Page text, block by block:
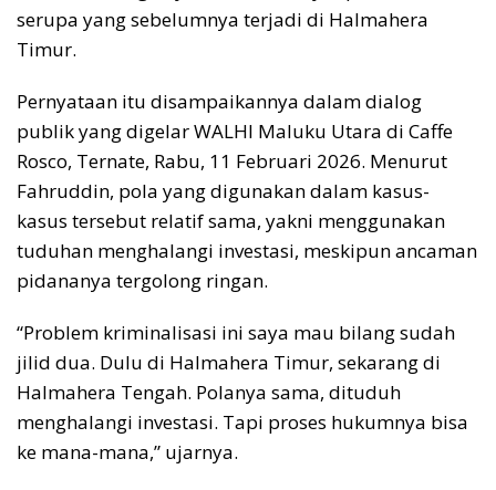
serupa yang sebelumnya terjadi di Halmahera
Timur.
Pernyataan itu disampaikannya dalam dialog
publik yang digelar WALHI Maluku Utara di Caffe
Rosco, Ternate, Rabu, 11 Februari 2026. Menurut
Fahruddin, pola yang digunakan dalam kasus-
kasus tersebut relatif sama, yakni menggunakan
tuduhan menghalangi investasi, meskipun ancaman
pidananya tergolong ringan.
“Problem kriminalisasi ini saya mau bilang sudah
jilid dua. Dulu di Halmahera Timur, sekarang di
Halmahera Tengah. Polanya sama, dituduh
menghalangi investasi. Tapi proses hukumnya bisa
ke mana-mana,” ujarnya.